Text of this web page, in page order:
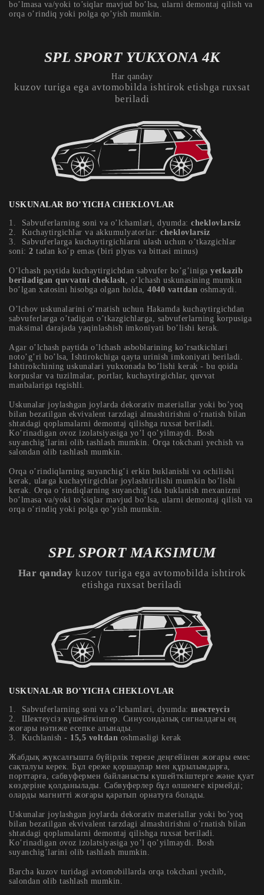
bo’lmasa va/yoki to’siqlar mavjud bo’lsa, ularni demontaj qilish va
orqa o’rindiq yoki polga qo’yish mumkin.
SPL SPORT YUKXONA 4К
Har qanday
kuzov turiga ega avtomobilda ishtirok etishga ruxsat
beriladi
USKUNALAR BO’YICHA CHEKLOVLAR
Sabvuferlarning soni va o’lchamlari, dyumda: cheklovlarsiz
Kuchaytirgichlar va akkumulyatorlar: cheklovlarsiz
Sabvuferlarga kuchaytirgichlarni ulash uchun o’tkazgichlar
soni: 2 tadan ko’p emas (biri plyus va bittasi minus)
O’lchash paytida kuchaytirgichdan sabvufer bo’g’iniga yetkazib
beriladigan quvvatni cheklash, o’lchash uskunasining mumkin
bo’lgan xatosini hisobga olgan holda, 4040 vattdan oshmaydi.
O’lchov uskunalarini o’rnatish uchun Hakamda kuchaytirgichdan
sabvuferlarga o’tadigan o’tkazgichlarga, sabvuferlarning korpusiga
maksimal darajada yaqinlashish imkoniyati bo’lishi kerak.
Agar o’lchash paytida o’lchash asboblarining ko’rsatkichlari
noto’g’ri bo’lsa, Ishtirokchiga qayta urinish imkoniyati beriladi.
Ishtirokchining uskunalari yukxonada bo’lishi kerak - bu qoida
korpuslar va tuzilmalar, portlar, kuchaytirgichlar, quvvat
manbalariga tegishli.
Uskunalar joylashgan joylarda dekorativ materiallar yoki bo’yoq
bilan bezatilgan ekvivalent tarzdagi almashtirishni o’rnatish bilan
shtatdagi qoplamalarni demontaj qilishga ruxsat beriladi.
Ko’rinadigan ovoz izolatsiyasiga yo’l qo’yilmaydi. Bosh
suyanchig’larini olib tashlash mumkin. Orqa tokchani yechish va
salondan olib tashlash mumkin.
Orqa o’rindiqlarning suyanchig’i erkin buklanishi va ochilishi
kerak, ularga kuchaytirgichlar joylashtirilishi mumkin bo’lishi
kerak. Orqa o’rindiqlarning suyanchig’ida buklanish mexanizmi
bo’lmasa va/yoki to’siqlar mavjud bo’lsa, ularni demontaj qilish va
orqa o’rindiq yoki polga qo’yish mumkin.
SPL SPORT MAKSIMUM
Har qanday kuzov turiga ega avtomobilda ishtirok
etishga ruxsat beriladi
USKUNALAR BO’YICHA CHEKLOVLAR
Sabvuferlarning soni va o’lchamlari, dyumda: шектеусіз
Шектеусіз күшейткіштер. Синусоидалық сигналдағы ең
жоғары нәтиже есепке алынады.
Kuchlanish - 15,5 voltdan oshmasligi kerak
Жабдық жүксалғышта бүйірлік терезе деңгейінен жоғары емес
сақталуы керек. Бұл ереже қоршаулар мен құрылымдарға,
порттарға, сабвуфермен байланысты күшейткіштерге және қуат
көздеріне қолданылады. Сабвуферлер бұл өлшемге кірмейді;
оларды магнитті жоғары қаратып орнатуға болады.
Uskunalar joylashgan joylarda dekorativ materiallar yoki bo’yoq
bilan bezatilgan ekvivalent tarzdagi almashtirishni o’rnatish bilan
shtatdagi qoplamalarni demontaj qilishga ruxsat beriladi.
Ko’rinadigan ovoz izolatsiyasiga yo’l qo’yilmaydi. Bosh
suyanchig’larini olib tashlash mumkin.
Barcha kuzov turidagi avtomobillarda orqa tokchani yechib,
salondan olib tashlash mumkin.